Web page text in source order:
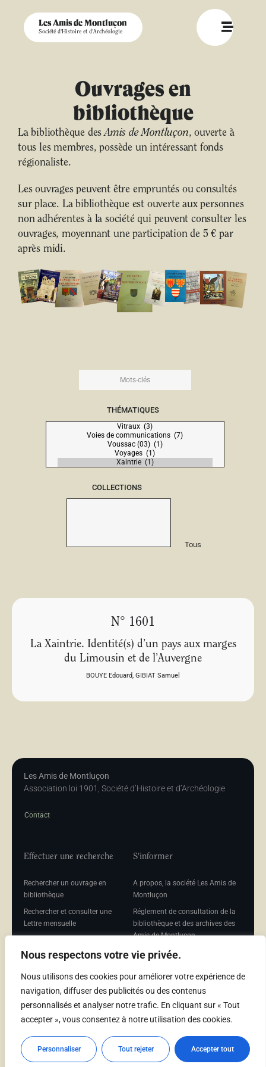
Nous respectons votre vie privée.
Nous utilisons des cookies pour améliorer votre expérience de
navigation, diffuser des publicités ou des contenus
personnalisés et analyser notre trafic. En cliquant sur « Tout
accepter », vous consentez à notre utilisation des cookies.
Personnaliser Tout rejeter Accepter tout
Les Amis de Montluçon
Société d'Histoire et d'Archéologie
Ouvrages en
bibliothèque
La bibliothèque desAmis de Montluçon, ouverte à
tous les membres, possède un intéressant fonds
régionaliste.
Les ouvrages peuvent être empruntés ou consultés
sur place. La bibliothèque est ouverte aux personnes
non adhérentes à la société qui peuvent consulter les
ouvrages, moyennant une participation de 5 € par
après midi.
THÉMATIQUES
COLLECTIONS
Tous
N° 1601
La Xaintrie. Identité(s) d’un pays aux marges
du Limousin et de l’Auvergne
BOUYE Edouard, GIBIAT Samuel
Les Amis de Montluçon
Association loi 1901, Société d’Histoire et d’Archéologie
Contact
Effectuer une recherche
Rechercher un ouvrage en
bibliothèque
Rechercher et consulter une
Lettre mensuelle
mensuelle
S'informer
A propos, la société Les Amis de
Montluçon
Réglement de consultation de la
bibliothèque et des archives des
Amis de Montluçon
Mentions légales
Adhérer